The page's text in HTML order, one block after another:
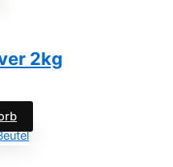
2kg